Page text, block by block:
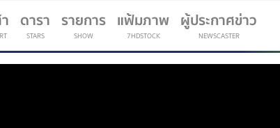
ดารา
STARS
รายการ
SHOW
แฟ้มภาพ
7HDSTOCK
ผู้ประกาศข่าว
NEWSCASTER